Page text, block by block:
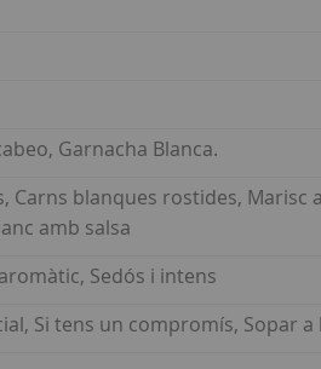
Garnacha Blanca.
Carns blanques rostides, Marisc
amb salsa
Sedós i intens
Si tens un compromís, Sopar